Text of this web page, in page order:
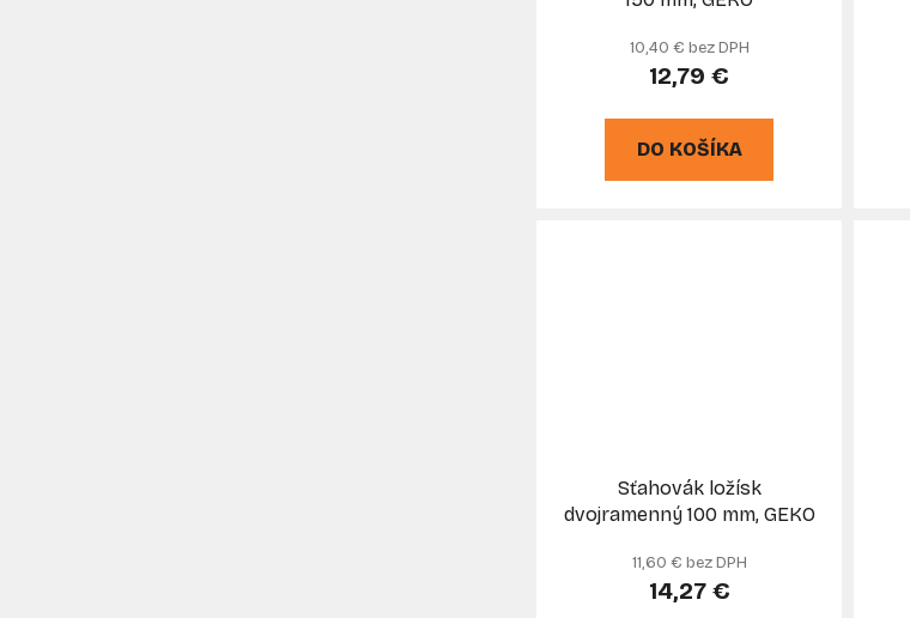
10,40 € bez DPH
12,79 €
DO KOŠÍKA
Sťahovák ložísk
dvojramenný 100 mm, GEKO
11,60 € bez DPH
14,27 €